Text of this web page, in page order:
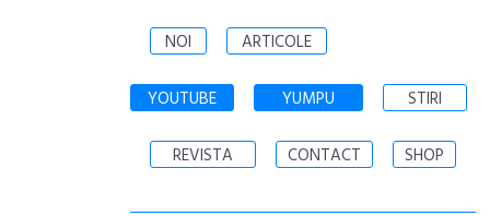
NOI ARTICOLE
YOUTUBE YUMPU STIRI
REVISTA CONTACT SHOP